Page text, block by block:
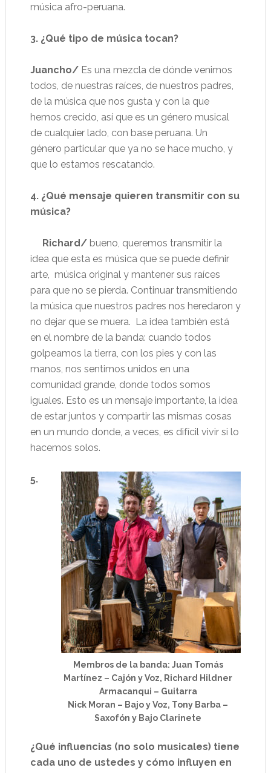
música afro-peruana.
3. ¿Qué tipo de música tocan?
Juancho/Es una mezcla de dónde venimos
todos, de nuestras raíces, de nuestros padres,
de la música que nos gusta y con la que
hemos crecido, así que es un género musical
de cualquier lado, con base peruana. Un
género particular que ya no se hace mucho, y
que lo estamos rescatando.
4. ¿Qué mensaje quieren transmitir con su
música?
Richard/bueno, queremos transmitir la
idea que esta es música que se puede definir
arte,
música original y mantener sus raíces
para que no se pierda. Continuar transmitiendo
la música que nuestros padres nos heredaron y
no dejar que se muera. La idea también está
en el nombre de la banda: cuando todos
golpeamos la tierra, con los pies y con las
manos, nos sentimos unidos en una
comunidad grande, donde todos somos
iguales. Esto es un mensaje importante, la idea
de estar juntos y compartir las mismas cosas
en un mundo donde, a veces, es difícil vivir si lo
hacemos solos.
Membros de la banda: Juan Tomás
Martínez – Cajón y Voz, Richard Hildner
Armacanqui – Guitarra
Nick Moran – Bajo y Voz, Tony Barba –
Saxofón y Bajo Clarinete
5.
¿Qué influencias (no solo musicales) tiene
cada uno de ustedes y cómo influyen en